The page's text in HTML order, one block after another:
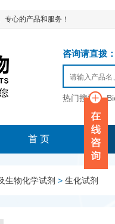
专心的产品和服务！
咨询请直拨
热门搜索：
首 页
生物化学试剂 > 生化试剂